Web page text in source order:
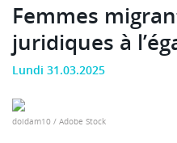
Femmes
juridiques à
Lundi 31.03.2025
doidam10 / Adobe Stock